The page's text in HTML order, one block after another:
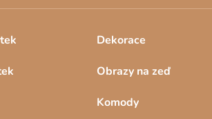
Dekorace
Obrazy na zeď
Komody